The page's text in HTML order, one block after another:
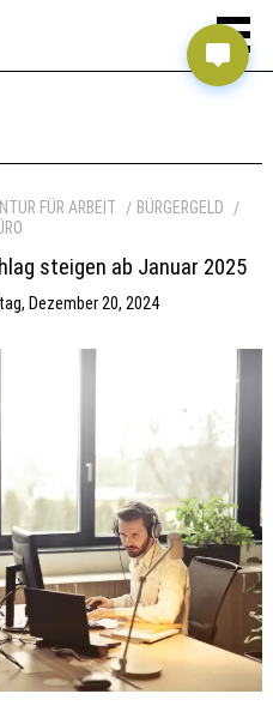
FÜR ARBEIT
BÜRGERGELD
steigen ab Januar 2025
Dezember 20, 2024